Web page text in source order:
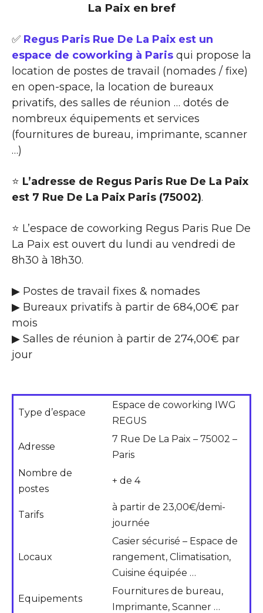
La Paix en bref
✅ Regus Paris Rue De La Paix est un
espace de coworking à Paris qui propose la
location de postes de travail (nomades / fixe)
en open-space, la location de bureaux
privatifs, des salles de réunion … dotés de
nombreux équipements et services
(fournitures de bureau, imprimante, scanner
…)
⭐ L’adresse de Regus Paris Rue De La Paix
est 7 Rue De La Paix Paris (75002).
⭐ L’espace de coworking Regus Paris Rue De
La Paix est ouvert du lundi au vendredi de
8h30 à 18h30.
▶ Postes de travail fixes & nomades
▶ Bureaux privatifs à partir de 684,00€ par
mois
▶ Salles de réunion à partir de 274,00€ par
jour
Type d’espace
Espace de coworking IWG
REGUS
Adresse
7 Rue De La Paix – 75002 –
Paris
Nombre de
postes
+ de 4
Tarifs
à partir de 23,00€/demi-
journée
Locaux
Casier sécurisé – Espace de
rangement, Climatisation,
Cuisine équipée …
Equipements
Fournitures de bureau,
Imprimante, Scanner …